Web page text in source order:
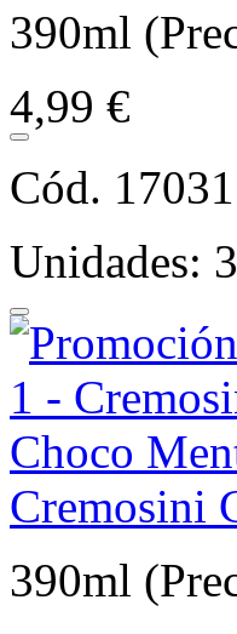
390ml
4,99 €
Cód. 17031
Unidades: 3
Cremosini
390ml